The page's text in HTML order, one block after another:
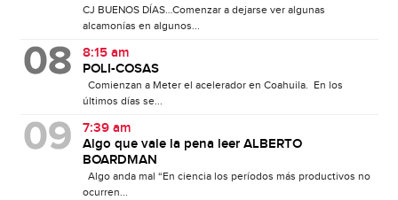
CJ BUENOS DÍAS…Comenzar a dejarse ver algunas
alcamonías en algunos...
8:15 am
POLI-COSAS
Comienzan a Meter el acelerador en Coahuila. En los
últimos días se...
7:39 am
Algo que vale la pena leer ALBERTO
BOARDMAN
Algo anda mal “En ciencia los períodos más productivos no
ocurren...